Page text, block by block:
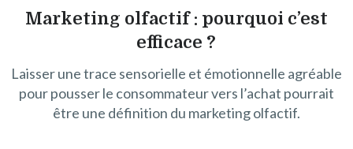
Marketing olfactif : pourquoi c’est
efficace ?
Laisser une trace sensorielle et émotionnelle agréable
pour pousser le consommateur vers l’achat pourrait
être une définition du marketing olfactif.